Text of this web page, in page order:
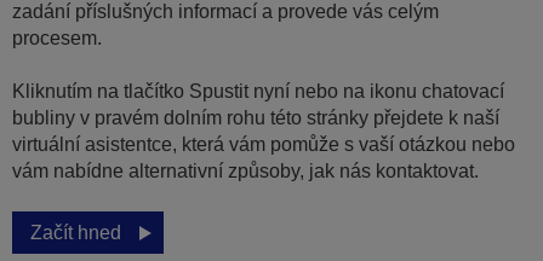
zadání příslušných informací a provede vás celým
procesem.
Kliknutím na tlačítko Spustit nyní nebo na ikonu chatovací
bubliny v pravém dolním rohu této stránky přejdete k naší
virtuální asistentce, která vám pomůže s vaší otázkou nebo
vám nabídne alternativní způsoby, jak nás kontaktovat.
Začít hned